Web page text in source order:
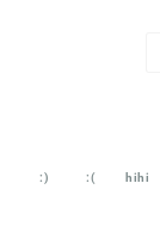
:) :( hihi